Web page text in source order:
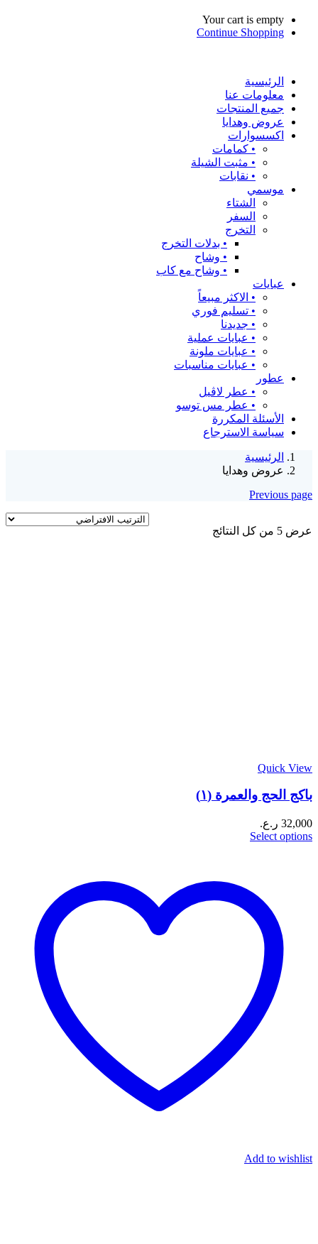
Your cart is empty
Continue Shopping
الرئيسية
معلومات عنا
جميع المنتجات
عروض وهدايا
اكسسوارات
•⁠ ⁠كمامات
•⁠ ⁠مثبت الشيلة
•⁠ ⁠نقابات
موسمي
الشتاء
السفر
التخرج
•⁠ ⁠بدلات التخرج
•⁠ ⁠وشاح
•⁠ ⁠وشاح مع كاب
عبايات
•⁠ ⁠الاكثر مبيعاً
•⁠ ⁠تسليم فوري
•⁠ ⁠جديدنا
•⁠ ⁠عبايات عملية
•⁠ ⁠عبايات ملونة
•⁠ ⁠عبايات مناسبات
عطور
•⁠ ⁠عطر لاڤيل
•⁠ ⁠عطر مس توسو
الأسئلة المكررة
سياسة الاسترجاع
الرئيسية
عروض وهدايا
Previous page
عرض ⁦5⁩ من كل النتائج
Quick View
باكج الحج والعمرة (١)
32,000 ر.ع.
Select options
Add to wishlist